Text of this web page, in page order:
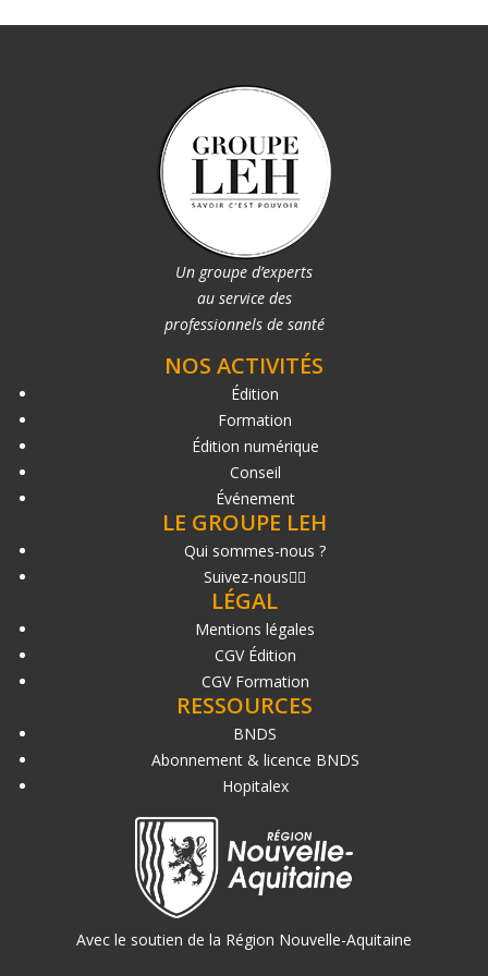
Un groupe d’experts
au service des
professionnels de santé
NOS ACTIVITÉS
Édition
Formation
Édition numérique
Conseil
Événement
LE GROUPE LEH
Qui sommes-nous ?
Suivez-nous
LÉGAL
Mentions légales
CGV Édition
CGV Formation
RESSOURCES
BNDS
Abonnement & licence BNDS
Hopitalex
Avec le soutien de la Région Nouvelle-Aquitaine